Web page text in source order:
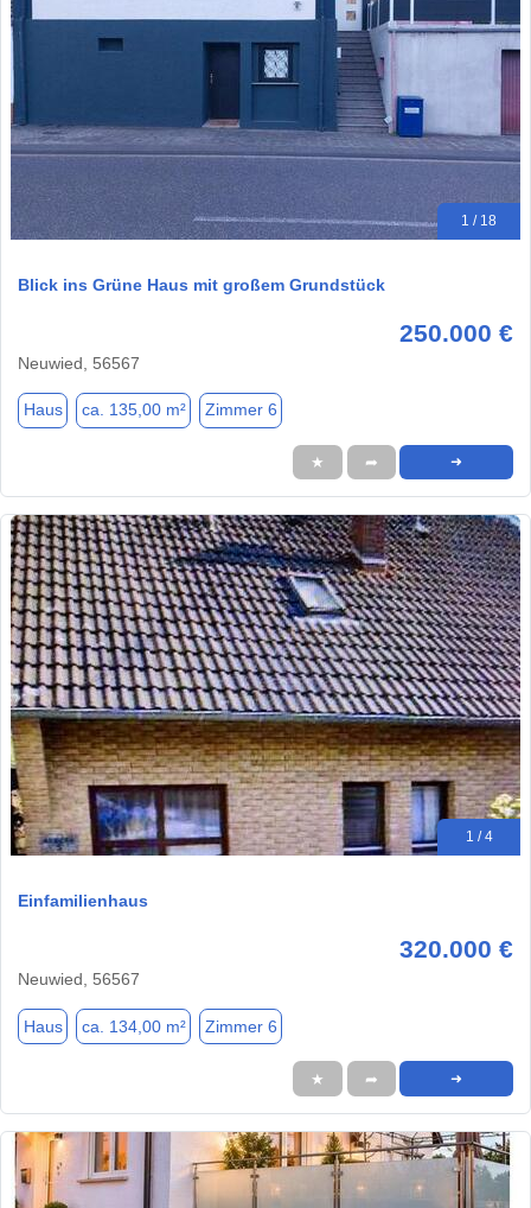
1 / 18
Blick ins Grüne Haus mit großem Grundstück
250.000 €
Neuwied, 56567
Haus ca. 135,00 m² Zimmer 6
★ ➦ ➜
1 / 4
Einfamilienhaus
320.000 €
Neuwied, 56567
Haus ca. 134,00 m² Zimmer 6
★ ➦ ➜